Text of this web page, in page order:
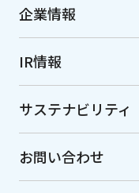
企業情報
IR情報
サステナビリティ
お問い合わせ